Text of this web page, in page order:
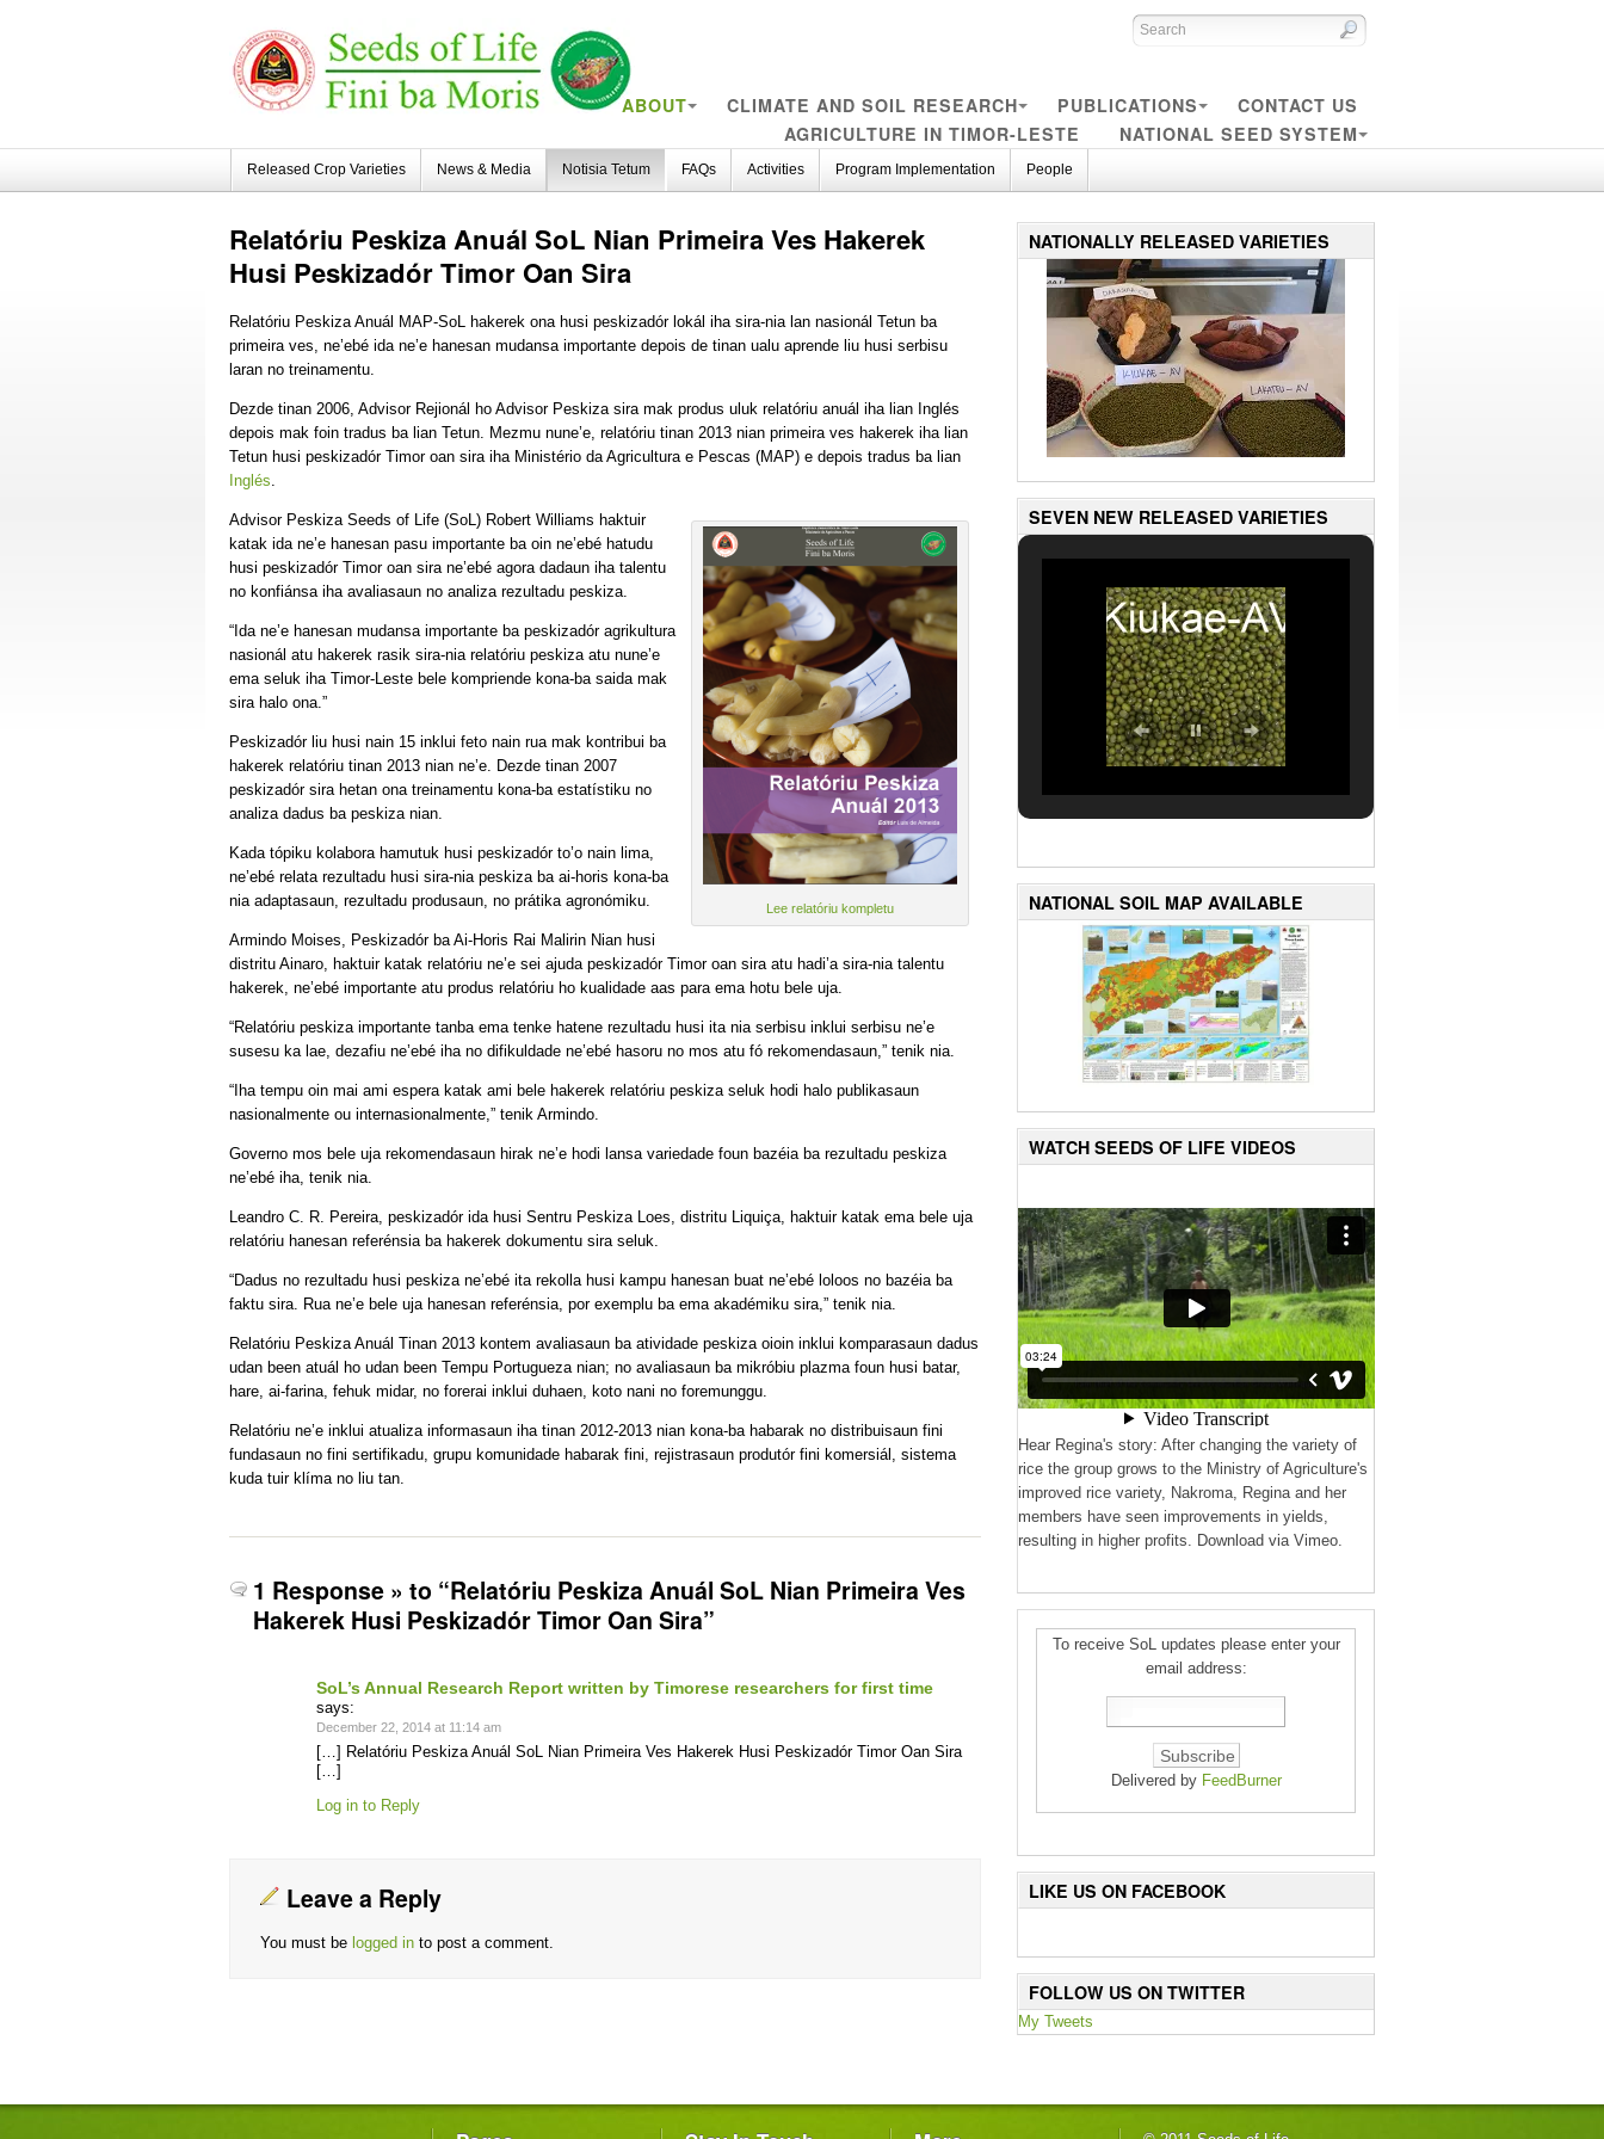
CONTACT US
PUBLICATIONS
CLIMATE AND SOIL RESEARCH
ABOUT
NATIONAL SEED SYSTEM
AGRICULTURE IN TIMOR-LESTE
Released Crop Varieties News & Media Notisia Tetum FAQs Activities Program Implementation People
Relatóriu Peskiza Anuál SoL Nian Primeira Ves Hakerek
Husi Peskizadór Timor Oan Sira
Relatóriu Peskiza Anuál MAP-SoL hakerek ona husi peskizadór lokál iha sira-nia lan nasionál Tetun ba
primeira ves, ne’ebé ida ne’e hanesan mudansa importante depois de tinan ualu aprende liu husi serbisu
laran no treinamentu.
Dezde tinan 2006, Advisor Rejionál ho Advisor Peskiza sira mak produs uluk relatóriu anuál iha lian Inglés
depois mak foin tradus ba lian Tetun. Mezmu nune’e, relatóriu tinan 2013 nian primeira ves hakerek iha lian
Tetun husi peskizadór Timor oan sira iha Ministério da Agricultura e Pescas (MAP) e depois tradus ba lian
Inglés
Lee relatóriu kompletu
Advisor Peskiza Seeds of Life (SoL) Robert Williams haktuir
katak ida ne’e hanesan pasu importante ba oin ne’ebé hatudu
husi peskizadór Timor oan sira ne’ebé agora dadaun iha talentu
no konfiánsa iha avaliasaun no analiza rezultadu peskiza.
“Ida ne’e hanesan mudansa importante ba peskizadór agrikultura
nasionál atu hakerek rasik sira-nia relatóriu peskiza atu nune’e
ema seluk iha Timor-Leste bele kompriende kona-ba saida mak
sira halo ona.”
Peskizadór liu husi nain 15 inklui feto nain rua mak kontribui ba
hakerek relatóriu tinan 2013 nian ne’e. Dezde tinan 2007
peskizadór sira hetan ona treinamentu kona-ba estatístiku no
analiza dadus ba peskiza nian.
Kada tópiku kolabora hamutuk husi peskizadór to’o nain lima,
ne’ebé relata rezultadu husi sira-nia peskiza ba ai-horis kona-ba
nia adaptasaun, rezultadu produsaun, no prátika agronómiku.
Armindo Moises, Peskizadór ba Ai-Horis Rai Malirin Nian husi
distritu Ainaro, haktuir katak relatóriu ne’e sei ajuda peskizadór Timor oan sira atu hadi’a sira-nia talentu
hakerek, ne’ebé importante atu produs relatóriu ho kualidade aas para ema hotu bele uja.
“Relatóriu peskiza importante tanba ema tenke hatene rezultadu husi ita nia serbisu inklui serbisu ne’e
susesu ka lae, dezafiu ne’ebé iha no difikuldade ne’ebé hasoru no mos atu fó rekomendasaun,” tenik nia.
“Iha tempu oin mai ami espera katak ami bele hakerek relatóriu peskiza seluk hodi halo publikasaun
nasionalmente ou internasionalmente,” tenik Armindo.
Governo mos bele uja rekomendasaun hirak ne’e hodi lansa variedade foun bazéia ba rezultadu peskiza
ne’ebé iha, tenik nia.
Leandro C. R. Pereira, peskizadór ida husi Sentru Peskiza Loes, distritu Liquiça, haktuir katak ema bele uja
relatóriu hanesan referénsia ba hakerek dokumentu sira seluk.
“Dadus no rezultadu husi peskiza ne’ebé ita rekolla husi kampu hanesan buat ne’ebé loloos no bazéia ba
faktu sira. Rua ne’e bele uja hanesan referénsia, por exemplu ba ema akadémiku sira,” tenik nia.
Relatóriu Peskiza Anuál Tinan 2013 kontem avaliasaun ba atividade peskiza oioin inklui komparasaun dadus
udan been atuál ho udan been Tempu Portugueza nian; no avaliasaun ba mikróbiu plazma foun husi batar,
hare, ai-farina, fehuk midar, no forerai inklui duhaen, koto nani no foremunggu.
Relatóriu ne’e inklui atualiza informasaun iha tinan 2012-2013 nian kona-ba habarak no distribuisaun fini
fundasaun no fini sertifikadu, grupu komunidade habarak fini, rejistrasaun produtór fini komersiál, sistema
kuda tuir klíma no liu tan.
1 Response » to “Relatóriu Peskiza Anuál SoL Nian Primeira Ves
Hakerek Husi Peskizadór Timor Oan Sira”
SoL’s Annual Research Report written by Timorese researchers for first time
says:
December 22, 2014 at 11:14 am
[…] Relatóriu Peskiza Anuál SoL Nian Primeira Ves Hakerek Husi Peskizadór Timor Oan Sira
[…]
Log in to Reply
Leave a Reply
You must be logged in to post a comment.
NATIONALLY RELEASED VARIETIES
SEVEN NEW RELEASED VARIETIES
NATIONAL SOIL MAP AVAILABLE
WATCH SEEDS OF LIFE VIDEOS
Hear Regina's story: After changing the variety of
rice the group grows to the Ministry of Agriculture's
improved rice variety, Nakroma, Regina and her
members have seen improvements in yields,
resulting in higher profits. Download via Vimeo.
To receive SoL updates please enter your
email address:
Delivered by FeedBurner
LIKE US ON FACEBOOK
FOLLOW US ON TWITTER
My Tweets